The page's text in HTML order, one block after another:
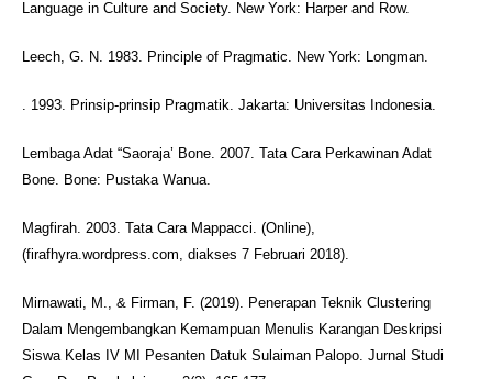
Language in Culture and Society. New York: Harper and Row.
Leech, G. N. 1983. Principle of Pragmatic. New York: Longman.
. 1993. Prinsip-prinsip Pragmatik. Jakarta: Universitas Indonesia.
Lembaga Adat “Saoraja’ Bone. 2007. Tata Cara Perkawinan Adat
Bone. Bone: Pustaka Wanua.
Magfirah. 2003. Tata Cara Mappacci. (Online),
(firafhyra.wordpress.com, diakses 7 Februari 2018).
Mirnawati, M., & Firman, F. (2019). Penerapan Teknik Clustering
Dalam Mengembangkan Kemampuan Menulis Karangan Deskripsi
Siswa Kelas IV MI Pesanten Datuk Sulaiman Palopo. Jurnal Studi